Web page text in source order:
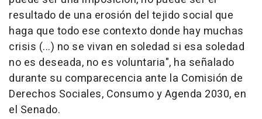
resultado de una erosión del tejido social que
haga que todo ese contexto donde hay muchas
crisis (...) no se vivan en soledad si esa soledad
no es deseada, no es voluntaria", ha señalado
durante su comparecencia ante la Comisión de
Derechos Sociales, Consumo y Agenda 2030, en
el Senado.